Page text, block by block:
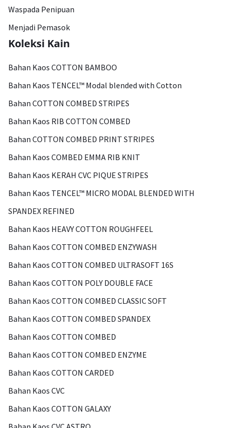
Waspada Penipuan
Menjadi Pemasok
Koleksi Kain
Bahan Kaos COTTON BAMBOO
Bahan Kaos TENCEL™ Modal blended with Cotton
Bahan COTTON COMBED STRIPES
Bahan Kaos RIB COTTON COMBED
Bahan COTTON COMBED PRINT STRIPES
Bahan Kaos COMBED EMMA RIB KNIT
Bahan Kaos KERAH CVC PIQUE STRIPES
Bahan Kaos TENCEL™ MICRO MODAL BLENDED WITH
SPANDEX REFINED
Bahan Kaos HEAVY COTTON ROUGHFEEL
Bahan Kaos COTTON COMBED ENZYWASH
Bahan Kaos COTTON COMBED ULTRASOFT 16S
Bahan Kaos COTTON POLY DOUBLE FACE
Bahan Kaos COTTON COMBED CLASSIC SOFT
Bahan Kaos COTTON COMBED SPANDEX
Bahan Kaos COTTON COMBED
Bahan Kaos COTTON COMBED ENZYME
Bahan Kaos COTTON CARDED
Bahan Kaos CVC
Bahan Kaos COTTON GALAXY